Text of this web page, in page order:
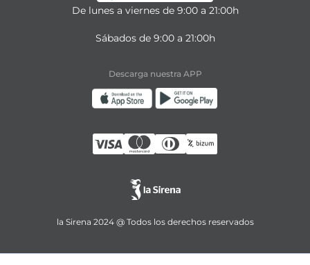
De lunes a viernes de 9:00 a 21:00h
Sábados de 9:00 a 21:00h
Descarga nuestra APP
la Sirena 2024 @ Todos los derechos reservados